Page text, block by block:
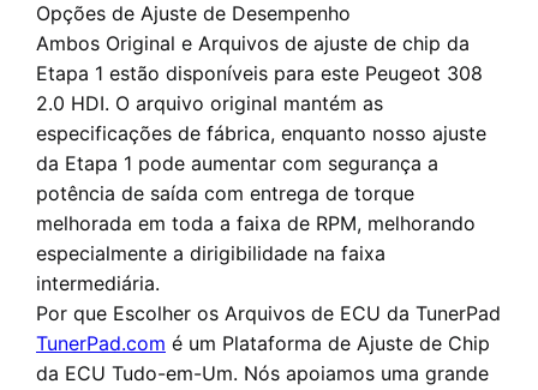
Opções de Ajuste de Desempenho
Ambos Original e Arquivos de ajuste de chip da
Etapa 1 estão disponíveis para este Peugeot 308
2.0 HDI. O arquivo original mantém as
especificações de fábrica, enquanto nosso ajuste
da Etapa 1 pode aumentar com segurança a
potência de saída com entrega de torque
melhorada em toda a faixa de RPM, melhorando
especialmente a dirigibilidade na faixa
intermediária.
Por que Escolher os Arquivos de ECU da TunerPad
TunerPad.com é um Plataforma de Ajuste de Chip
da ECU Tudo-em-Um. Nós apoiamos uma grande